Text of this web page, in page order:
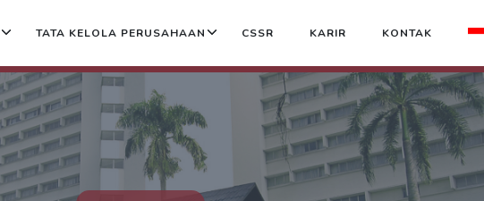
TATA KELOLA PERUSAHAAN CSSR KARIR KONTAK